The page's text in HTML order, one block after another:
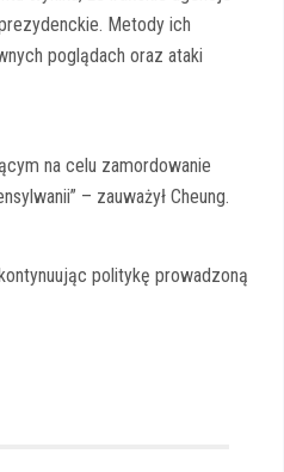
Metody ich
poglądach oraz ataki
na celu zamordowanie
– zauważył Cheung.
politykę prowadzoną